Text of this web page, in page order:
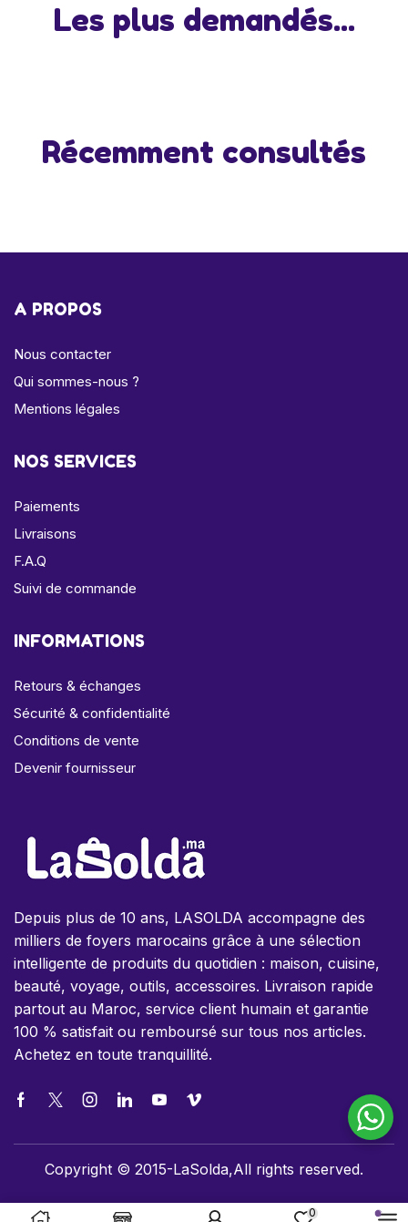
Les plus demandés...
Récemment consultés
A PROPOS
Nous contacter
Qui sommes-nous ?
Mentions légales
NOS SERVICES
Paiements
Livraisons
F.A.Q
Suivi de commande
INFORMATIONS
Retours & échanges
Sécurité & confidentialité
Conditions de vente
Devenir fournisseur
Depuis plus de 10 ans, LASOLDA accompagne des
milliers de foyers marocains grâce à une sélection
intelligente de produits du quotidien : maison, cuisine,
beauté, voyage, outils, accessoires. Livraison rapide
partout au Maroc, service client humain et garantie
100 % satisfait ou remboursé sur tous nos articles.
Achetez en toute tranquillité.
Copyright © 2015-LaSolda,All rights reserved.
0